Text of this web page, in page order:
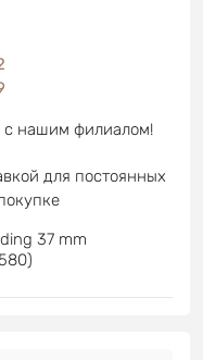
с нашим филиалом!
для постоянных
37 mm